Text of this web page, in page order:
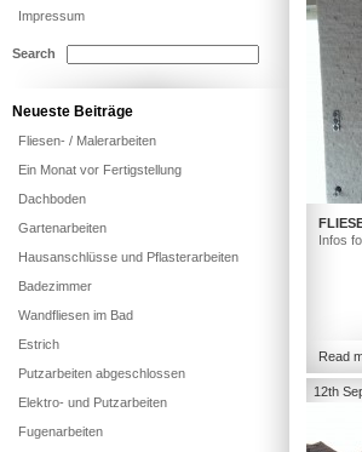
Infos
Read
12th
Impressum
Search
Neueste Beiträge
Fliesen- / Malerarbeiten
Ein Monat vor Fertigstellung
Dachboden
Gartenarbeiten
Hausanschlüsse und Pflasterarbeiten
Badezimmer
Wandfliesen im Bad
Estrich
Putzarbeiten abgeschlossen
Elektro- und Putzarbeiten
Fugenarbeiten